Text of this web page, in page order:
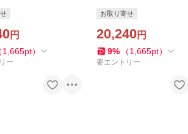
シューズ MoonStar
せ商品)
円
1,665pt）
ー
メトリーデザイインの
アルシューズ MoonStar (お
取り寄せ商品)
お取り寄せ
20,240円
9% （1,665pt）
要エントリー